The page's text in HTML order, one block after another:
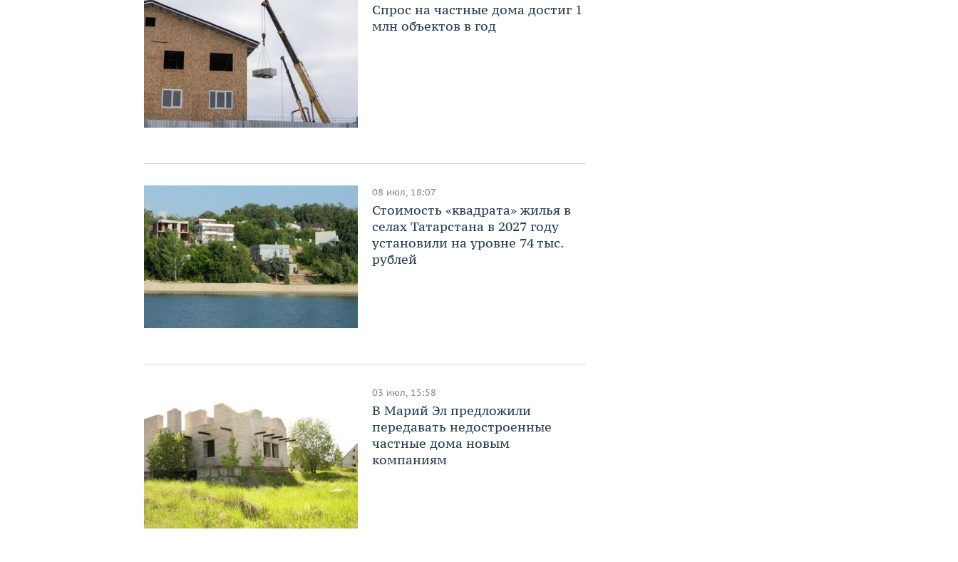
Спрос на частные дома достиг 1
млн объектов в год
08 июл, 18:07
Стоимость «квадрата» жилья в
селах Татарстана в 2027 году
установили на уровне 74 тыс.
рублей
03 июл, 15:58
В Марий Эл предложили
передавать недостроенные
частные дома новым
компаниям